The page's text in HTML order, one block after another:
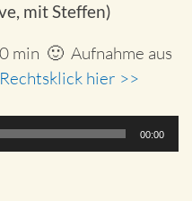
mit Steffen)
min 🙂 Aufnahme aus
Rechtsklick hier >>
00:00